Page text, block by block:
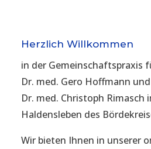
Herzlich Willkommen
in der Gemeinschaftspraxis
Dr. med. Gero Hoffmann und
Dr. med. Christoph Rimasch
Haldensleben des
Wir bieten Ihnen in unserer